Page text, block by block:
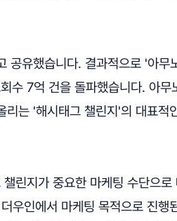
공유했습니다. 결과적으로 '아무
수 7억 건을 돌파했습니다. 아무
는 '해시태그 챌린지'의 대표적
챌린지가 중요한 마케팅 수단으로
인에서 마케팅 목적으로 진행